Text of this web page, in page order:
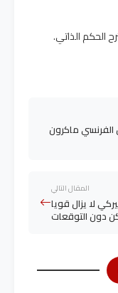
الحكم الذاتي.
الفرنسي ماكرون
المقال التالي
لا يزال قويا
دون التوقعات